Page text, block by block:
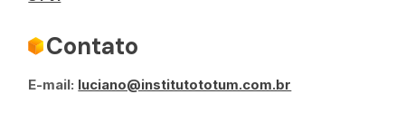
Contato
E-mail: luciano@institutototum.com.br